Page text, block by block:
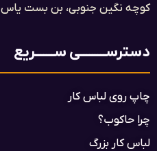
کوچه نگین جنوبی، بن بست یاس​
دسترســـــــــی ســـــــریع
چاپ روی لباس کار
چرا حاکوب؟
لباس کار بزرگ